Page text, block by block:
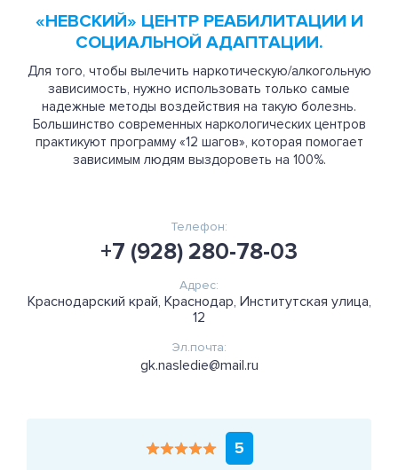
«НЕВСКИЙ» ЦЕНТР РЕАБИЛИТАЦИИ И
СОЦИАЛЬНОЙ АДАПТАЦИИ.
Для того, чтобы вылечить наркотическую/алкогольную
зависимость, нужно использовать только самые
надежные методы воздействия на такую болезнь.
Большинство современных наркологических центров
практикуют программу «12 шагов», которая помогает
зависимым людям выздороветь на 100%.
Телефон:
+7 (928) 280-78-03
Адрес:
Краснодарский край, Краснодар, Институтская улица,
12
Эл.почта:
gk.nasledie@mail.ru
5